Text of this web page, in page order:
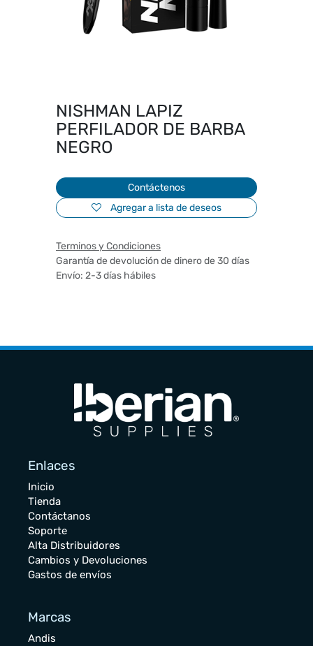
NISHMAN LAPIZ
PERFILADOR DE BARBA
NEGRO
Contáctenos
Agregar a lista de deseos
Terminos y Condiciones
Garantía de devolución de dinero de 30 días
Envío: 2-3 días hábiles
Enlaces
Inicio
Tienda
Contáctanos
Soporte
Alta Distribuidores
Cambios y Devoluciones
Gastos de envíos
Marcas
Andis